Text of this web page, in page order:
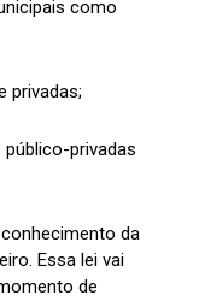
como
privadas;
público-privadas
da
Essa lei vai
de